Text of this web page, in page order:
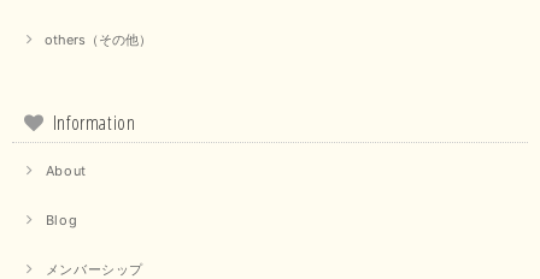
others（その他）
Information
About
Blog
メンバーシップ